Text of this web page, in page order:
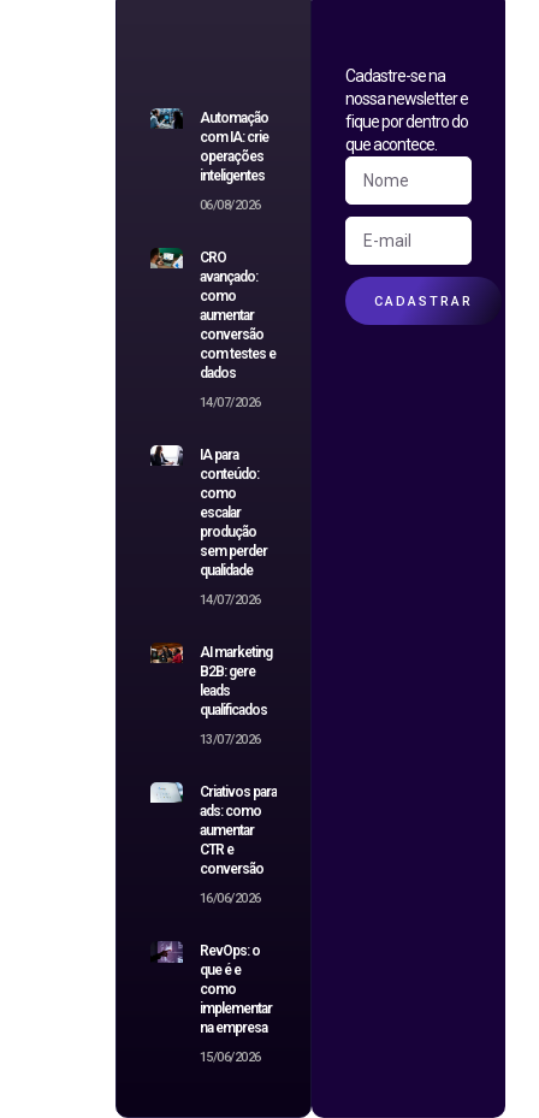
Cadastre-se na
nossa newsletter e
fique por dentro do
que acontece.
CADASTRAR
Automação
com IA: crie
operações
inteligentes
06/08/2026
CRO
avançado:
como
aumentar
conversão
com testes e
dados
14/07/2026
IA para
conteúdo:
como
escalar
produção
sem perder
qualidade
14/07/2026
AI marketing
B2B: gere
leads
qualificados
13/07/2026
Criativos para
ads: como
aumentar
CTR e
conversão
16/06/2026
RevOps: o
que é e
como
implementar
na empresa
15/06/2026